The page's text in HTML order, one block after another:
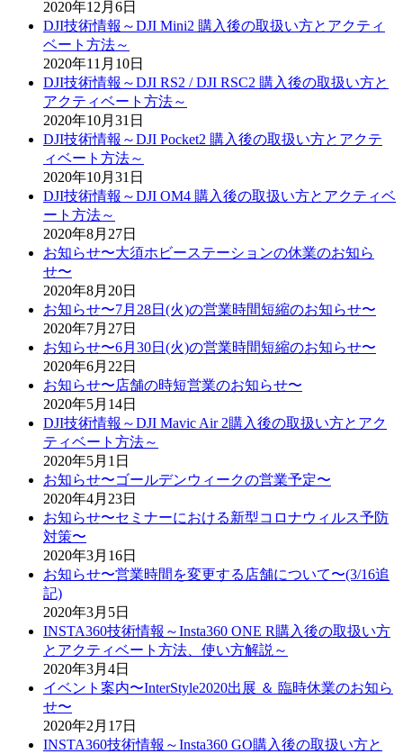
2020年12月6日
DJI技術情報～DJI Mini2 購入後の取扱い方とアクティ
ベート方法～
2020年11月10日
DJI技術情報～DJI RS2 / DJI RSC2 購入後の取扱い方と
アクティベート方法～
2020年10月31日
DJI技術情報～DJI Pocket2 購入後の取扱い方とアクテ
ィベート方法～
2020年10月31日
DJI技術情報～DJI OM4 購入後の取扱い方とアクティベ
ート方法～
2020年8月27日
お知らせ〜大須ホビーステーションの休業のお知ら
せ〜
2020年8月20日
お知らせ〜7月28日(火)の営業時間短縮のお知らせ〜
2020年7月27日
お知らせ〜6月30日(火)の営業時間短縮のお知らせ〜
2020年6月22日
お知らせ〜店舗の時短営業のお知らせ〜
2020年5月14日
DJI技術情報～DJI Mavic Air 2購入後の取扱い方とアク
ティベート方法～
2020年5月1日
お知らせ〜ゴールデンウィークの営業予定〜
2020年4月23日
お知らせ〜セミナーにおける新型コロナウィルス予防
対策〜
2020年3月16日
お知らせ〜営業時間を変更する店舗について〜(3/16追
記)
2020年3月5日
INSTA360技術情報～Insta360 ONE R購入後の取扱い方
とアクティベート方法、使い方解説～
2020年3月4日
イベント案内〜InterStyle2020出展 ＆ 臨時休業のお知ら
せ〜
2020年2月17日
INSTA360技術情報～Insta360 GO購入後の取扱い方と